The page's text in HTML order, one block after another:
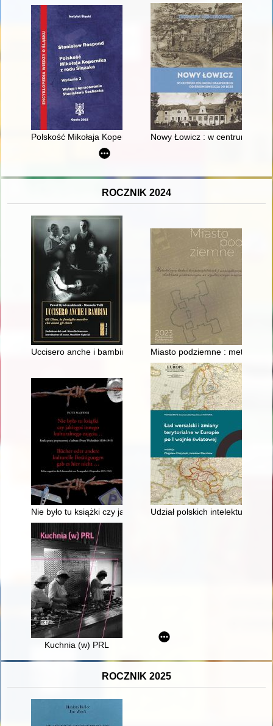
Polskość Mikołaja Kopernika z rodu ŚlązakaNowy Łowicz : w centrum
ROCZNIK 2024
Uccisero anche i bambini : gli Ulma, la famiglia martire che
Miasto podziemne :
Nie było tu książki czy jakiegoś innego kulturalnego
Udział polskich
Kuchnia (w) PRL
ROCZNIK 2025